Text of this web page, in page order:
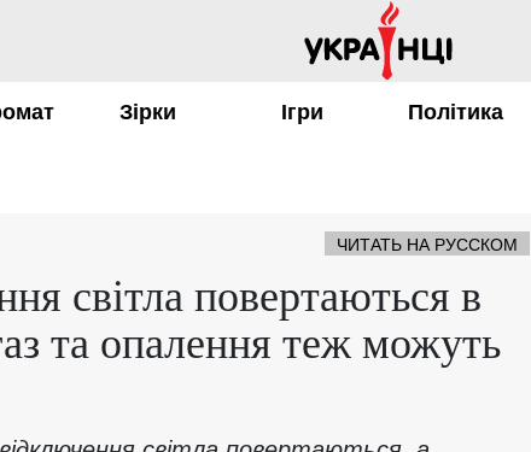
Зірки Ігри Політика
ЧИТАТЬ НА РУССКОМ
світла повертаються в
та опалення теж можуть